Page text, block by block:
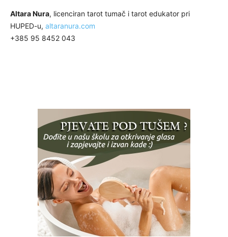
Altara Nura, licenciran tarot tumač i tarot edukator pri
HUPED-u, altaranura.com
+385 95 8452 043